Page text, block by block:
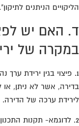
הניתנים לתיקון".
האם יש
של
פיצוי בגין ירידת ערך
אשר לא ניתן, או
ערכה של הדירה.
לדוגמא- תקנות התכנון